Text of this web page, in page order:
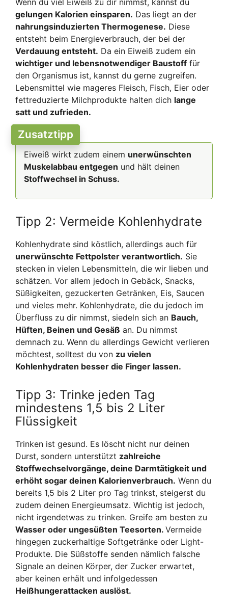
gelungen Kalorien einsparen. Das liegt an der
nahrungsinduzierten Thermogenese. Diese
entsteht beim Energieverbrauch, der bei der
Verdauung entsteht. Da ein Eiweiß zudem ein
wichtiger und lebensnotwendiger Baustoff für
den Organismus ist, kannst du gerne zugreifen.
Lebensmittel wie mageres Fleisch, Fisch, Eier oder
fettreduzierte Milchprodukte halten dich lange
satt und zufrieden.
Zusatztipp
Eiweiß wirkt zudem einem unerwünschten
Muskelabbau entgegen und hält deinen
Stoffwechsel in Schuss.
Tipp 2: Vermeide Kohlenhydrate
Kohlenhydrate sind köstlich, allerdings auch für
unerwünschte Fettpolster verantwortlich. Sie
stecken in vielen Lebensmitteln, die wir lieben und
schätzen. Vor allem jedoch in Gebäck, Snacks,
Süßigkeiten, gezuckerten Getränken, Eis, Saucen
und vieles mehr. Kohlenhydrate, die du jedoch im
Überfluss zu dir nimmst, siedeln sich an Bauch,
Hüften, Beinen und Gesäß an. Du nimmst
demnach zu. Wenn du allerdings Gewicht verlieren
möchtest, solltest du von zu vielen
Kohlenhydraten besser die Finger lassen.
Tipp 3: Trinke jeden Tag
mindestens 1,5 bis 2 Liter
Flüssigkeit
Trinken ist gesund. Es löscht nicht nur deinen
Durst, sondern unterstützt zahlreiche
Stoffwechselvorgänge, deine Darmtätigkeit und
erhöht sogar deinen Kalorienverbrauch. Wenn du
bereits 1,5 bis 2 Liter pro Tag trinkst, steigerst du
zudem deinen Energieumsatz. Wichtig ist jedoch,
nicht irgendetwas zu trinken. Greife am besten zu
Wasser oder ungesüßten Teesorten. Vermeide
hingegen zuckerhaltige Softgetränke oder Light-
Produkte. Die Süßstoffe senden nämlich falsche
Signale an deinen Körper, der Zucker erwartet,
aber keinen erhält und infolgedessen
Heißhungerattacken auslöst.